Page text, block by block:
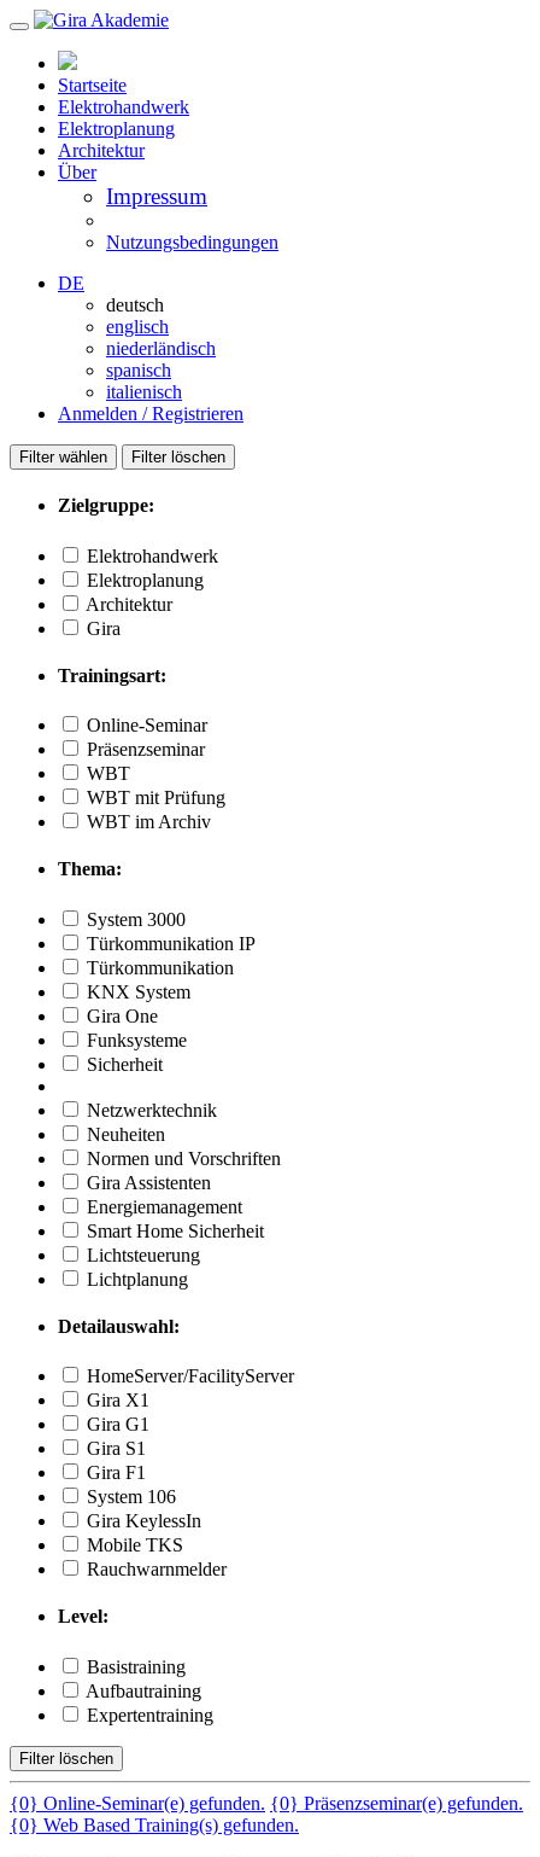
Startseite
Elektrohandwerk
Elektroplanung
Architektur
Über
Impressum
Nutzungsbedingungen
DE
deutsch
englisch
niederländisch
spanisch
italienisch
Anmelden / Registrieren
Filter wählen Filter löschen
Zielgruppe:
Elektrohandwerk
Elektroplanung
Architektur
Gira
Trainingsart:
Online-Seminar
Präsenzseminar
WBT
WBT mit Prüfung
WBT im Archiv
Thema:
System 3000
Türkommunikation IP
Türkommunikation
KNX System
Gira One
Funksysteme
Sicherheit
Netzwerktechnik
Neuheiten
Normen und Vorschriften
Gira Assistenten
Energiemanagement
Smart Home Sicherheit
Lichtsteuerung
Lichtplanung
Detailauswahl:
HomeServer/FacilityServer
Gira X1
Gira G1
Gira S1
Gira F1
System 106
Gira KeylessIn
Mobile TKS
Rauchwarnmelder
Level:
Basistraining
Aufbautraining
Expertentraining
Filter löschen
{0} Online-Seminar(e) gefunden. {0} Präsenzseminar(e) gefunden.
{0} Web Based Training(s) gefunden.